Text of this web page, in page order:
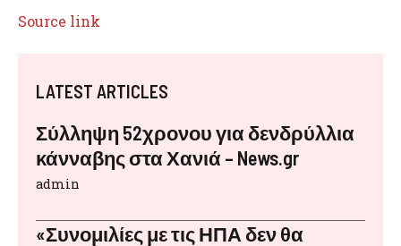
Source link
LATEST ARTICLES
Σύλληψη 52χρονου για δενδρύλλια
κάνναβης στα Χανιά – News.gr
admin
«Συνομιλίες με τις ΗΠΑ δεν θα